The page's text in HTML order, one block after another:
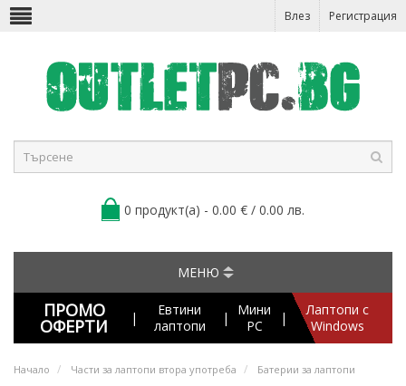
Влез Регистрация
0 продукт(а) - 0.00 € / 0.00 лв.
МЕНЮ
ПРОМО
ОФЕРТИ |
Евтини
лаптопи
|
Мини
PC
|
Лаптопи с
Windows
Начало Части за лаптопи втора употреба Батерии за лаптопи